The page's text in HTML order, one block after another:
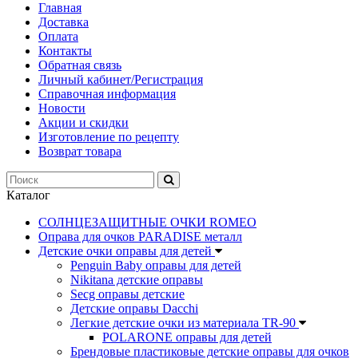
Главная
Доставка
Оплата
Контакты
Обратная связь
Личный кабинет/Регистрация
Справочная информация
Новости
Акции и скидки
Изготовление по рецепту
Возврат товара
Каталог
СОЛНЦЕЗАЩИТНЫЕ ОЧКИ ROMEO
Оправа для очков PARADISE металл
Детские очки оправы для детей
Penguin Baby оправы для детей
Nikitana детские оправы
Secg оправы детские
Детские оправы Dacchi
Легкие детские очки из материала TR-90
POLARONE оправы для детей
Брендовые пластиковые детские оправы для очков